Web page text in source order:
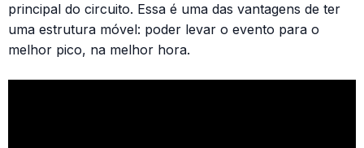
principal do circuito. Essa é uma das vantagens de ter
uma estrutura móvel: poder levar o evento para o
melhor pico, na melhor hora.